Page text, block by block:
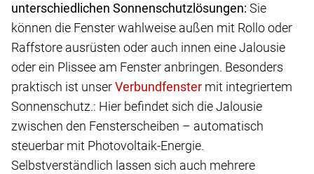
unterschiedlichen Sonnenschutzlösungen: Sie
können die Fenster wahlweise außen mit Rollo oder
Raffstore ausrüsten oder auch innen eine Jalousie
oder ein Plissee am Fenster anbringen. Besonders
praktisch ist unser
mit integriertem
Sonnenschutz.: Hier befindet sich die Jalousie
zwischen den Fensterscheiben – automatisch
steuerbar mit Photovoltaik-Energie.
Selbstverständlich lassen sich auch mehrere